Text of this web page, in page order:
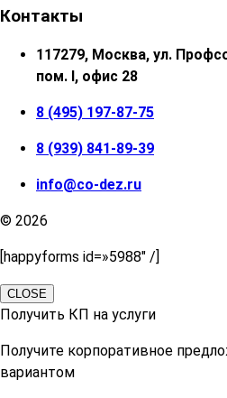
Контакты
117279, Москва, ул.
пом. I, офис 28
8 (495) 197-87-75
8 (939) 841-89-39
info@co-dez.ru
© 2026
[happyforms id=»5988″ /]
CLOSE
Получить КП на услуги
Получите корпоративное
вариантом